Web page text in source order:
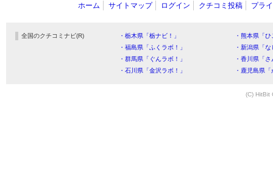
ホーム サイトマップ ログイン クチコミ投稿 プラ
全国のクチコミナビ(R) ・栃木県「栃ナビ！」
・熊本県「
・福島県「ふくラボ！」
・新潟県「
・群馬県「ぐんラボ！」
・香川県「
・石川県「金沢ラボ！」
・鹿児島県
(C) HitBit